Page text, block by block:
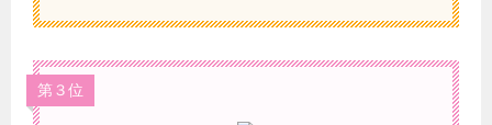
第３位